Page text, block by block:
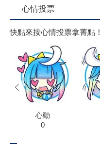
心情投票
快點來按心情投票拿菁點！
心動
0
prev